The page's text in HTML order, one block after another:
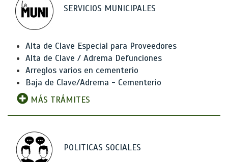
SERVICIOS MUNICIPALES
Alta de Clave Especial para Proveedores
Alta de Clave / Adrema Defunciones
Arreglos varios en cementerio
Baja de Clave/Adrema - Cementerio
MÁS TRÁMITES
POLITICAS SOCIALES